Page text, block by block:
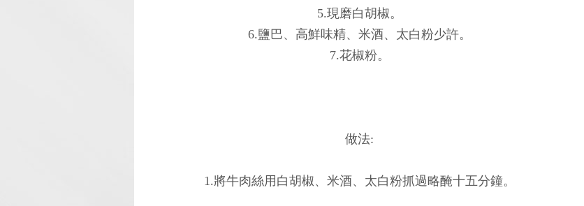
5.現磨白胡椒。
6.鹽巴、高鮮味精、米酒、太白粉少許。
7.花椒粉。
做法:
1.將牛肉絲用白胡椒、米酒、太白粉抓過略醃十五分鐘。